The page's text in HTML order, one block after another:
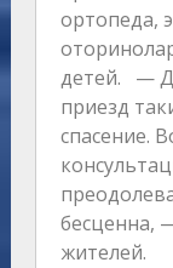
ортопеда,
детей. —
приезд
спасение.
бесценна,
жителей.